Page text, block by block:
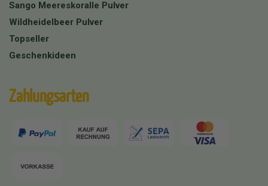
Sango Meereskoralle Pulver
Wildheidelbeer Pulver
Topseller
Geschenkideen
Zahlungsarten